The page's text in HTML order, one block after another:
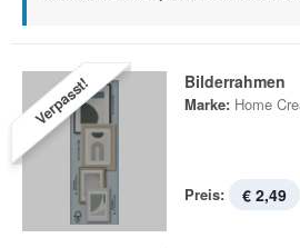
Verpasst! Bilderrahmen
Marke: Home
Preis: € 2,49